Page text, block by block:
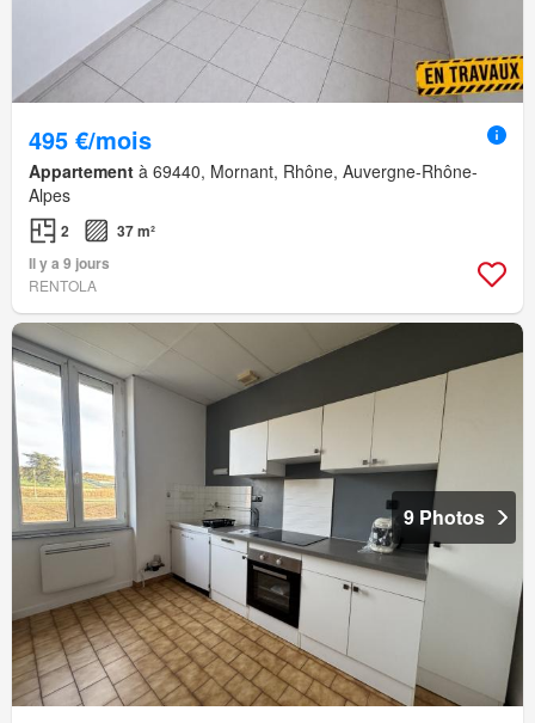
495 €/mois
Appartement à 69440, Mornant, Rhône, Auvergne-Rhône-
Alpes
2
37 m²
Il y a 9 jours
RENTOLA
9 Photos